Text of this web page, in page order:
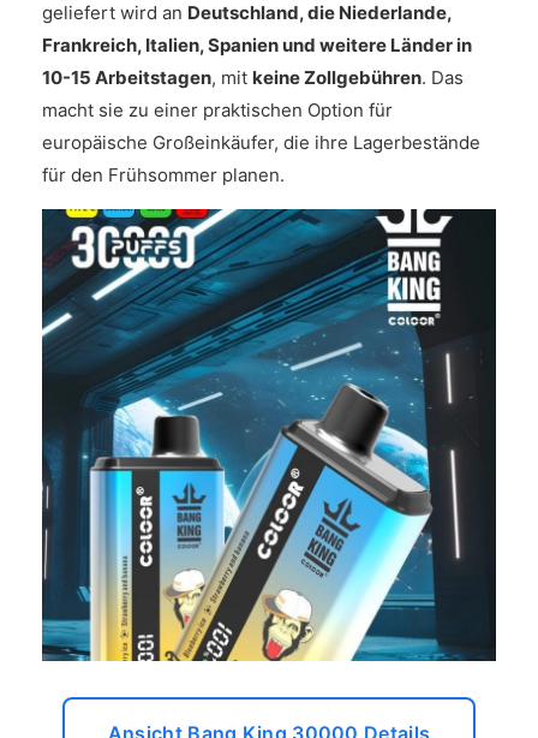
geliefert wird an Deutschland, die Niederlande,
Frankreich, Italien, Spanien und weitere Länder in
10-15 Arbeitstagen, mit keine Zollgebühren. Das
macht sie zu einer praktischen Option für
europäische Großeinkäufer, die ihre Lagerbestände
für den Frühsommer planen.
Ansicht Bang King 30000 Details